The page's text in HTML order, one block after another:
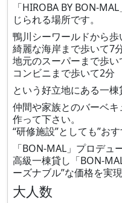
「HIROBA BY BON-
じられる場所です。
鴨川シーワールドから歩
綺麗な海岸まで歩いて7
地元のスーパーまで歩い
コンビニまで歩いて2分
という好立地にある一棟
仲間や家族とのバーベ
作って下さい。
“研修施設”としても”おす
「BON-MAL」プロデュ
高級一棟貸し「BON-
ーズナブル”な価格を実
大人数